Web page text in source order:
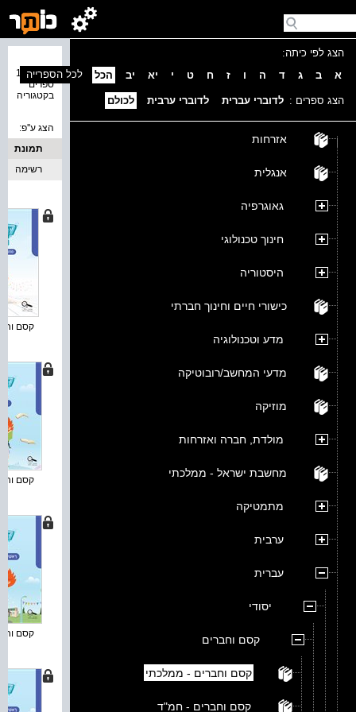
הצג לפי כיתה:
א
ב ג ד ה ו ז ח ט י יא יב הכל
הצג ספרים : לדוברי עברית לדוברי ערבית לכולם
אזרחות
אנגלית
גאוגרפיה
חינוך טכנולוגי
היסטוריה
כישורי חיים וחינוך חברתי
מדע וטכנולוגיה
מדעי המחשב/רובוטיקה
מוזיקה
מולדת, חברה ואזרחות
מחשבת ישראל - ממלכתי
מתמטיקה
ערבית
עברית
יסודי
קסם וחברים
קסם וחברים - ממלכתי
קסם וחברים - חמ"ד
נמצאו 11
ספרים
בקטגוריה
לכל הספרייה
הצג ע''פ:
תמונת
כריכה
רשימה
קסם
קסם
קסם